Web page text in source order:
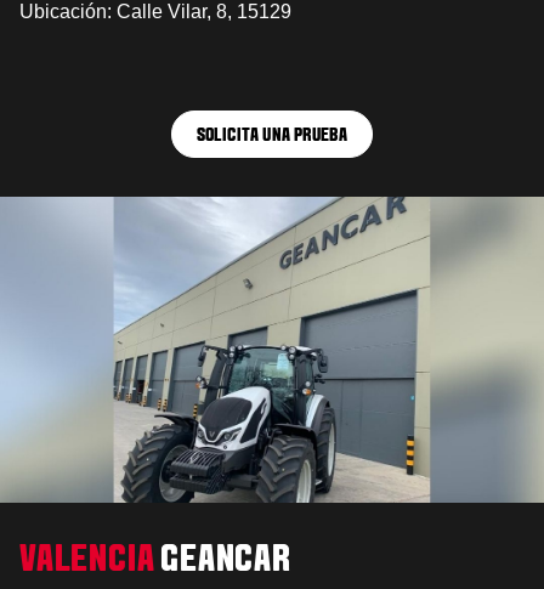
Ubicación: Calle Vilar, 8, 15129
SOLICITA UNA PRUEBA
VALENCIA GEANCAR